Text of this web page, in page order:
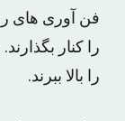
فن آوری های
را کنار
را بالا ببرند.